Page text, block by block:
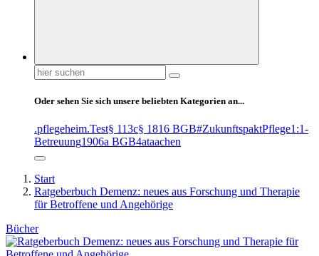
Suchen
nach:
Oder sehen Sie sich unsere beliebten Kategorien an...
.pflegeheim.Test§ 113c§ 1816 BGB#ZukunftspaktPflege1:1-
Betreuung1906a BGB4ataachen
Start
Ratgeberbuch Demenz: neues aus Forschung und Therapie
für Betroffene und Angehörige
Bücher